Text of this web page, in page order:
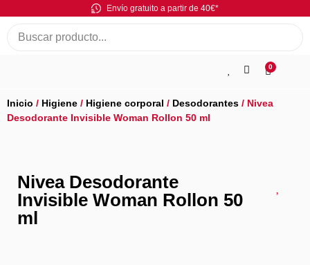
Envío gratuito a partir de 40€*
0
Inicio / Higiene / Higiene corporal / Desodorantes / Nivea
Desodorante Invisible Woman Rollon 50 ml
Nivea Desodorante
Invisible Woman Rollon 50
ml